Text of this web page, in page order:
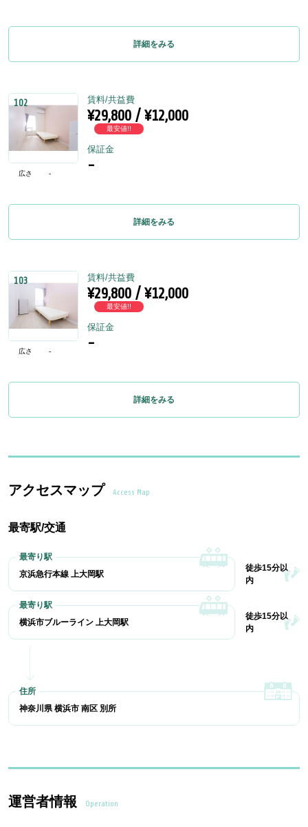
詳細をみる
102
広さ -
賃料/共益費
¥29,800 / ¥12,000
最安値!!
保証金
-
詳細をみる
103
広さ -
賃料/共益費
¥29,800 / ¥12,000
最安値!!
保証金
-
詳細をみる
アクセスマップ Access Map
最寄駅/交通
京浜急行本線 上大岡駅
徒歩15分以
内
横浜市ブルーライン 上大岡駅
徒歩15分以
内
神奈川県 横浜市 南区 別所
運営者情報 Operation